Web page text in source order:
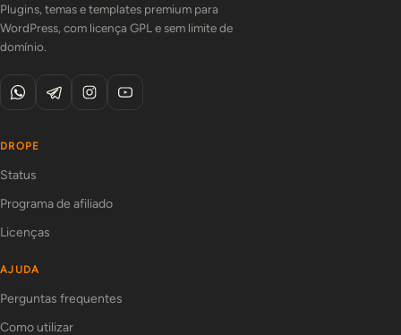
Plugins, temas e templates premium para
WordPress, com licença GPL e sem limite de
domínio.
DROPE
Status
Programa de afiliado
Licenças
AJUDA
Perguntas frequentes
Como utilizar